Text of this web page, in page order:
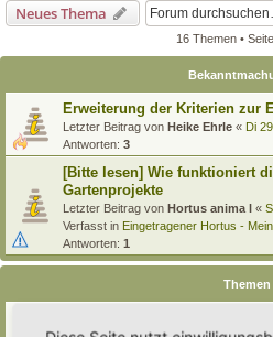
Neues Thema
16 Themen • Seite
Erweiterung der Kriterien zur
Letzter Beitrag von Heike Ehrle « Di
Antworten: 3
[Bitte lesen] Wie funktioniert
Gartenprojekte
Letzter Beitrag von Hortus anima l «
Verfasst in Eingetragener Hortus -
Antworten: 1
Themen